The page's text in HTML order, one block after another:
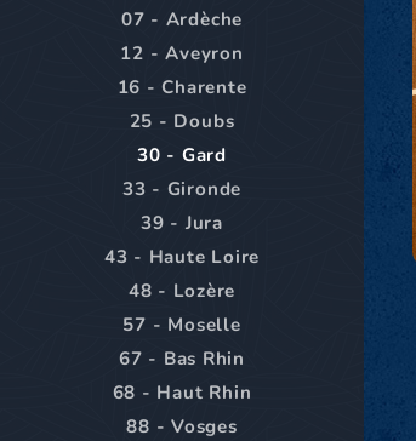
07 - Ardèche
12 - Aveyron
16 - Charente
25 - Doubs
30 - Gard
33 - Gironde
39 - Jura
43 - Haute Loire
48 - Lozère
57 - Moselle
67 - Bas Rhin
68 - Haut Rhin
88 - Vosges